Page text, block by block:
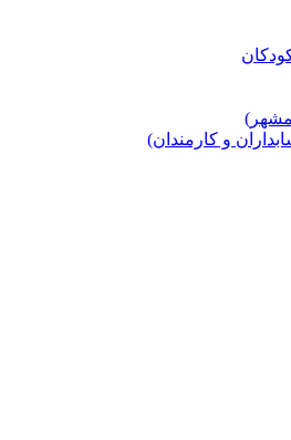
و کارمندان)